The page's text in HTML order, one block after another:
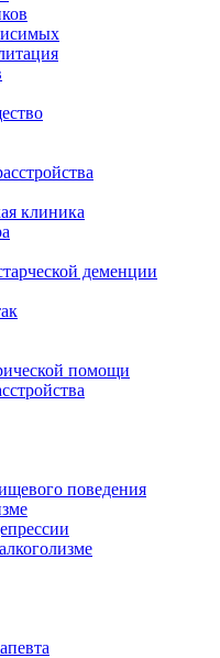
клиника
деменции
помощи
поведения